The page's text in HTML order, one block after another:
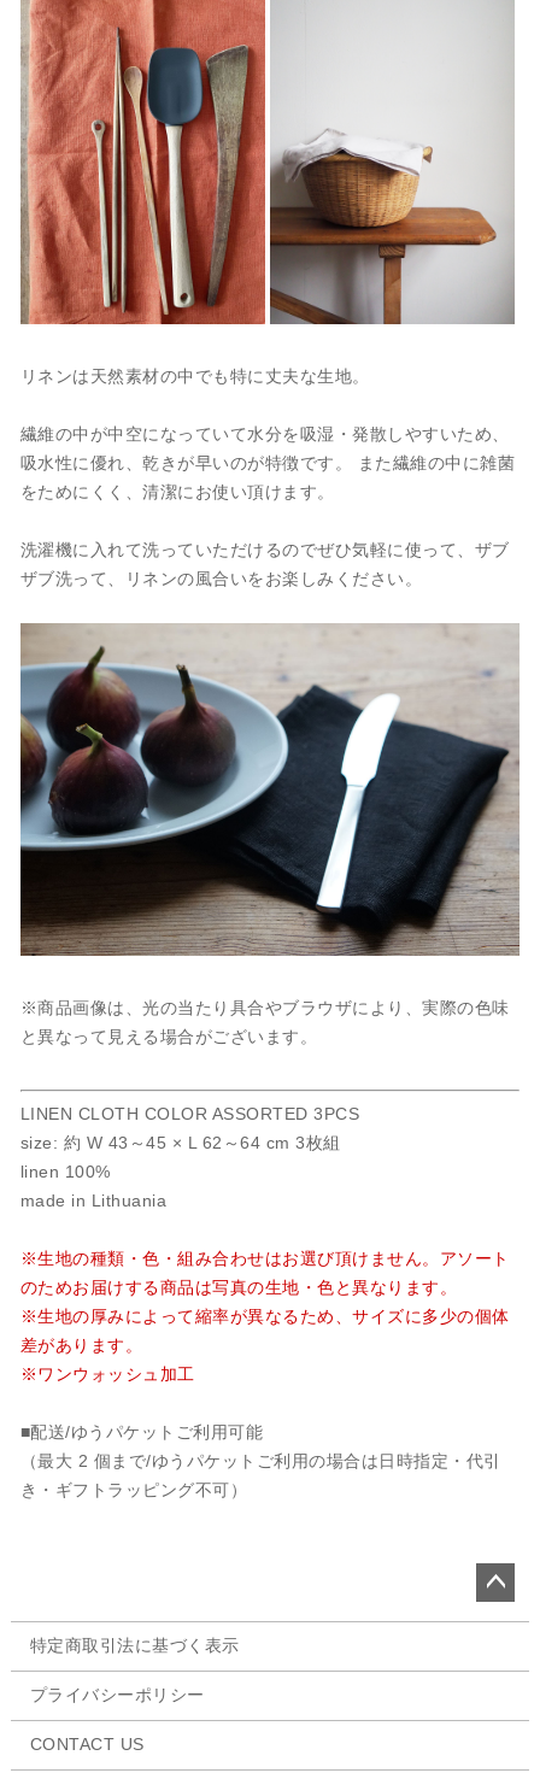
リネンは天然素材の中でも特に丈夫な生地。
繊維の中が中空になっていて水分を吸湿・発散しやすいため、
吸水性に優れ、乾きが早いのが特徴です。 また繊維の中に雑菌
をためにくく、清潔にお使い頂けます。
洗濯機に入れて洗っていただけるのでぜひ気軽に使って、ザブ
ザブ洗って、リネンの風合いをお楽しみください。
※商品画像は、光の当たり具合やブラウザにより、実際の色味
と異なって見える場合がございます。
LINEN CLOTH COLOR ASSORTED 3PCS
size: 約 W 43～45 × L 62～64 cm 3枚組
linen 100%
made in Lithuania
※生地の種類・色・組み合わせはお選び頂けません。アソート
のためお届けする商品は写真の生地・色と異なります。
※生地の厚みによって縮率が異なるため、サイズに多少の個体
差があります。
※ワンウォッシュ加工
■配送/ゆうパケットご利用可能
（最大 2 個まで/ゆうパケットご利用の場合は日時指定・代引
き・ギフトラッピング不可）
ップ
特定商取引法に基づく表示
プライバシーポリシー
CONTACT US